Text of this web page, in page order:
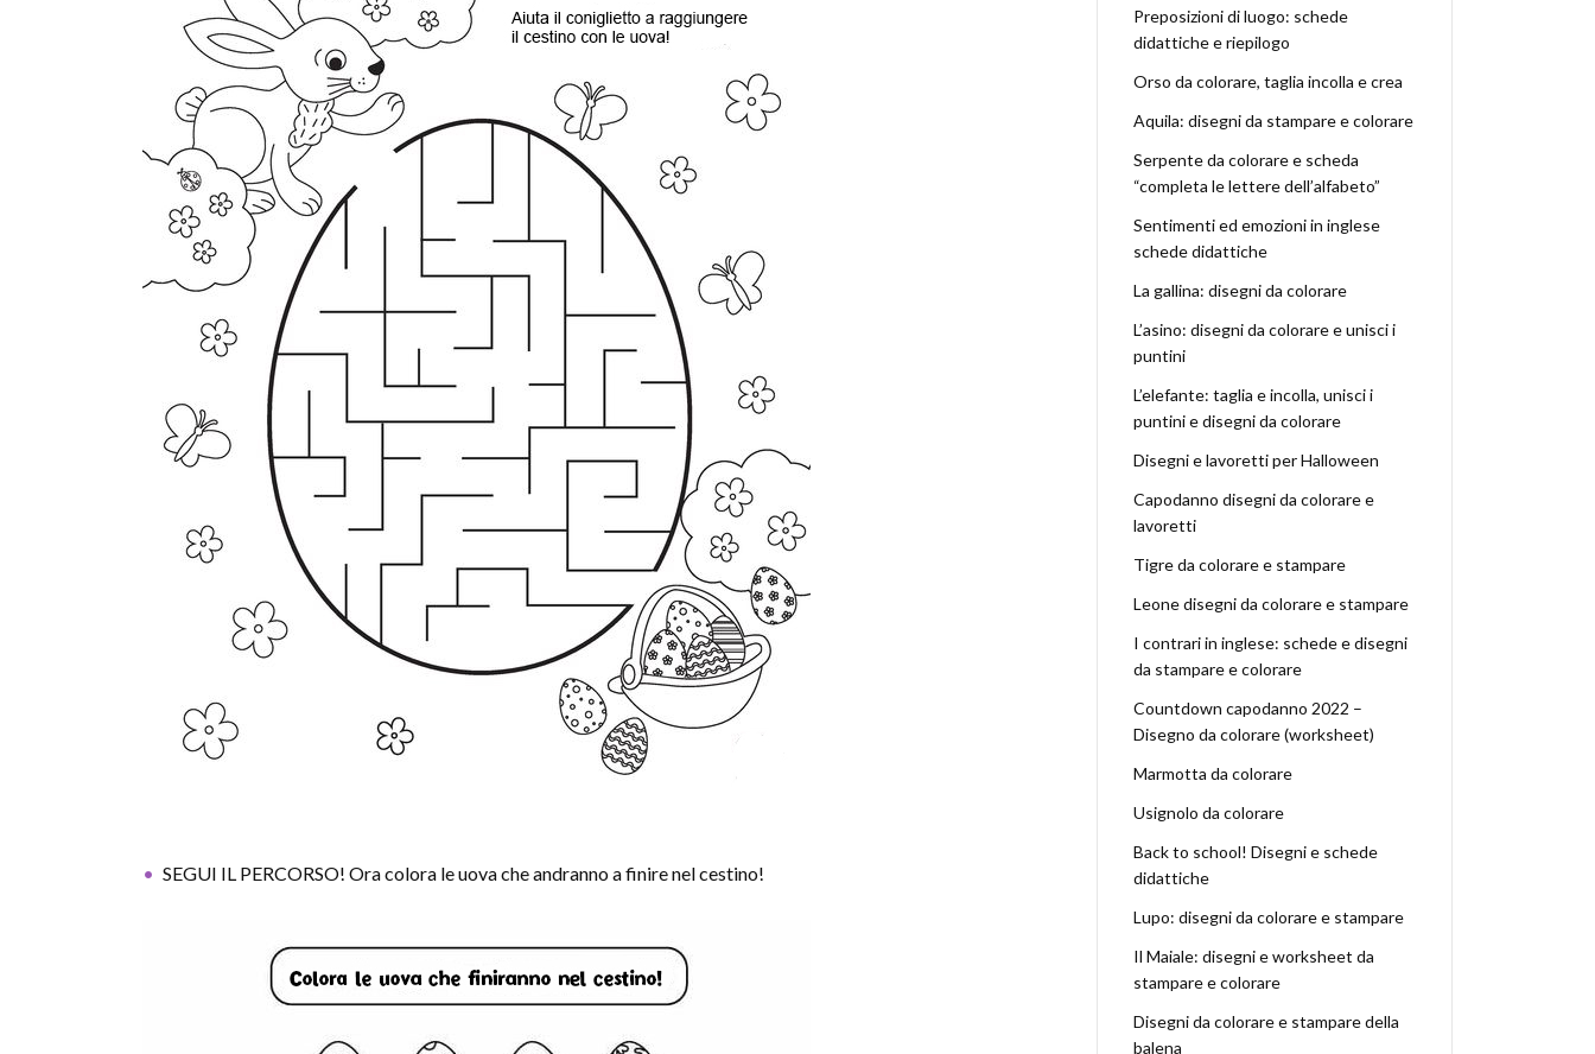
SEGUI IL PERCORSO! Ora colora le uova che andranno a finire nel cestino!
Preposizioni di luogo: schede
didattiche e riepilogo
Orso da colorare, taglia incolla e crea
Aquila: disegni da stampare e colorare
Serpente da colorare e scheda
“completa le lettere dell’alfabeto”
Sentimenti ed emozioni in inglese
schede didattiche
La gallina: disegni da colorare
L’asino: disegni da colorare e unisci i
puntini
L’elefante: taglia e incolla, unisci i
puntini e disegni da colorare
Disegni e lavoretti per Halloween
Capodanno disegni da colorare e
lavoretti
Tigre da colorare e stampare
Leone disegni da colorare e stampare
I contrari in inglese: schede e disegni
da stampare e colorare
Countdown capodanno 2022 –
Disegno da colorare (worksheet)
Marmotta da colorare
Usignolo da colorare
Back to school! Disegni e schede
didattiche
Lupo: disegni da colorare e stampare
Il Maiale: disegni e worksheet da
stampare e colorare
Disegni da colorare e stampare della
balena